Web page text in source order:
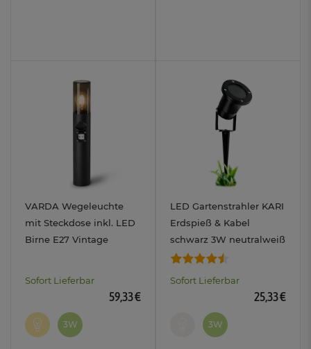
VARDA Wegeleuchte
mit Steckdose inkl. LED
Birne E27 Vintage
Sofort Lieferbar
59,33 €
3W
LED Gartenstrahler KARI
Erdspieß & Kabel
schwarz 3W neutralweiß
GU10 230V IP65 / IP44
Sofort Lieferbar
25,33 €
3W